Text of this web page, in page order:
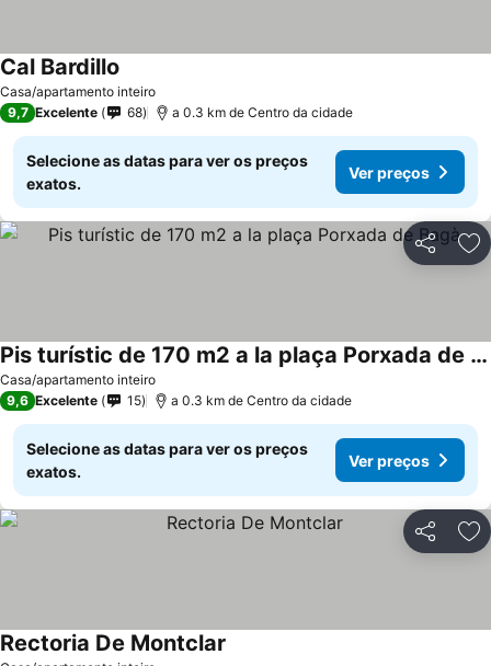
Casa/apartamento inteiro
Cal Bardillo
9,7 Excelente 68 a 0.3 km de Centro da cidade
Selecione as datas para ver os preços
exatos.
Ver preços
Partilhar
Casa/apartamento inteiro
Pis turístic de 170 m2 a la plaça Porxada de Bagà
Ver preços
9,6 Excelente 15 a 0.3 km de Centro da cidade
Selecione as datas para ver os preços
exatos.
Ver preços
Partilhar
Rectoria De Montclar